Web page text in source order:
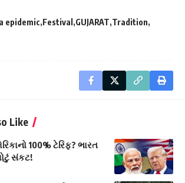
epidemic Festival GUJARAT Tradition
Like
100% ટેરિફ? ભારત
સંકટ!